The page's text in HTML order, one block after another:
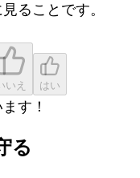
ることです。
いえ はい
す！
る